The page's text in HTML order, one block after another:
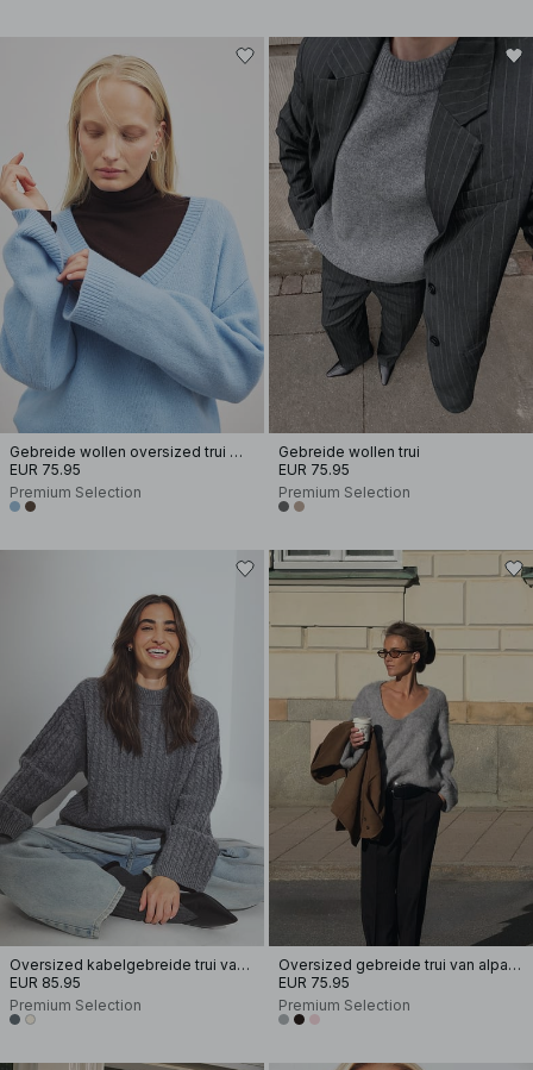
Gebreide wollen oversized trui met V-hals
EUR 75.95
Premium Selection
Gebreide wollen trui
EUR 75.95
Premium Selection
Oversized kabelgebreide trui van wol
EUR 85.95
Premium Selection
Oversized gebreide trui van alpacamix met lage halslijn
EUR 75.95
Premium Selection